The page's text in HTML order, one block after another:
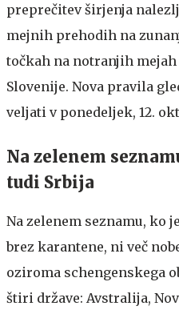
preprečitev širjenja
mejnih prehodih na
točkah na notranjih
Slovenije. Nova pravila
veljati v ponedeljek, 12.
Na zelenem
tudi Srbija
Na zelenem seznamu, ko
brez karantene, ni več
oziroma schengenskega
štiri države: Avstralija,